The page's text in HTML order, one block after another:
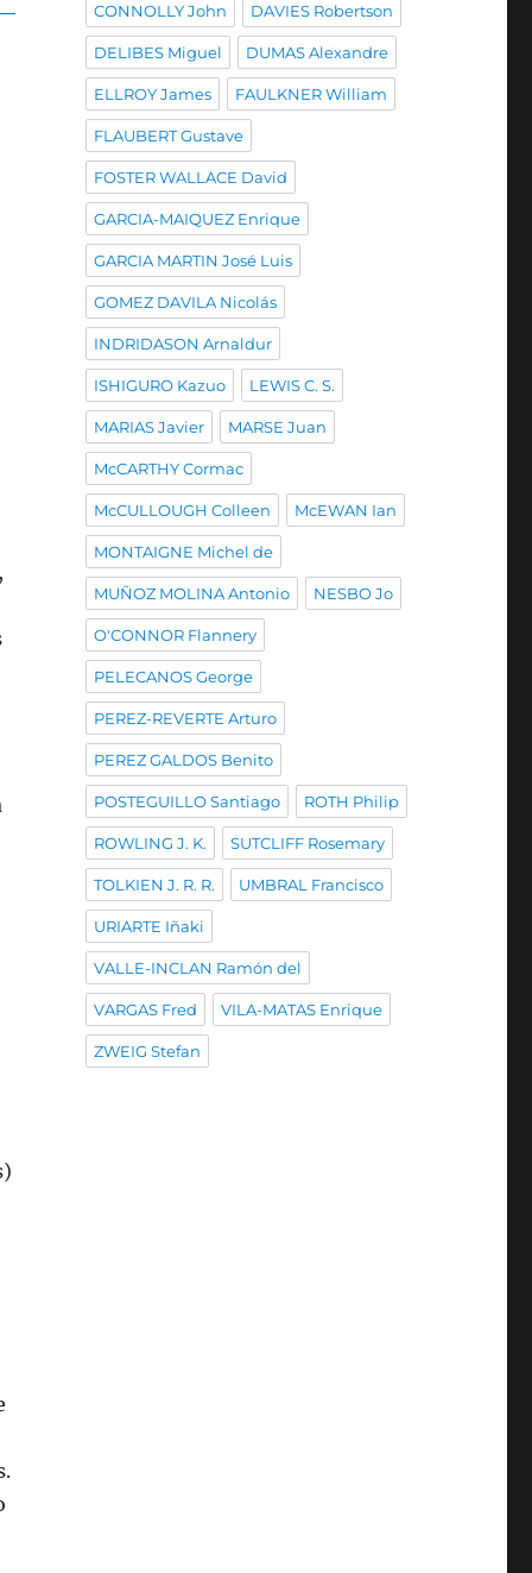
CONNOLLY John DAVIES Robertson
DELIBES Miguel DUMAS Alexandre
ELLROY James FAULKNER William
FLAUBERT Gustave
FOSTER WALLACE David
GARCIA-MAIQUEZ Enrique
GARCIA MARTIN José Luis
GOMEZ DAVILA Nicolás
INDRIDASON Arnaldur
ISHIGURO Kazuo LEWIS C. S.
MARIAS Javier MARSE Juan
McCARTHY Cormac
McCULLOUGH Colleen McEWAN Ian
MONTAIGNE Michel de
MUÑOZ MOLINA Antonio NESBO Jo
O'CONNOR Flannery
PELECANOS George
PEREZ-REVERTE Arturo
PEREZ GALDOS Benito
POSTEGUILLO Santiago ROTH Philip
ROWLING J. K. SUTCLIFF Rosemary
TOLKIEN J. R. R. UMBRAL Francisco
URIARTE Iñaki
VALLE-INCLAN Ramón del
VARGAS Fred VILA-MATAS Enrique
ZWEIG Stefan